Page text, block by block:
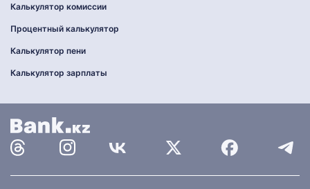
Калькулятор комиссии
Процентный калькулятор
Калькулятор пени
Калькулятор зарплаты